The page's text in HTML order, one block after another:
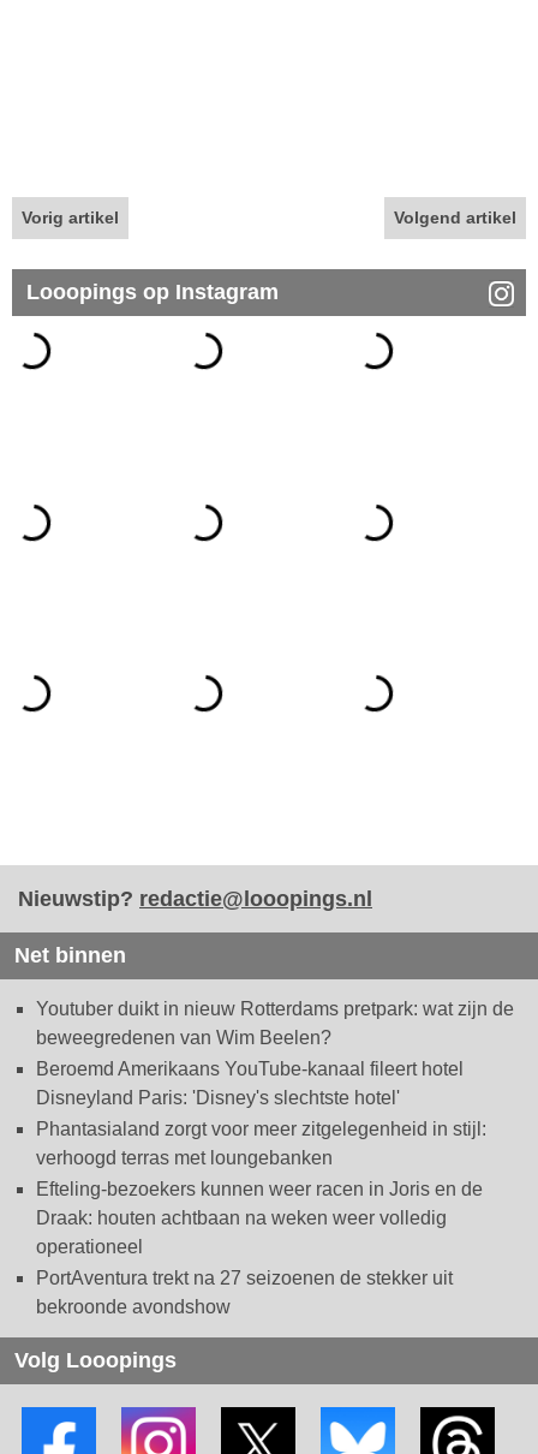
Vorig artikel Volgend artikel
Looopings op Instagram
Nieuwstip? redactie@looopings.nl
Net binnen
Youtuber duikt in nieuw Rotterdams pretpark: wat zijn de
beweegredenen van Wim Beelen?
Beroemd Amerikaans YouTube-kanaal fileert hotel
Disneyland Paris: 'Disney's slechtste hotel'
Phantasialand zorgt voor meer zitgelegenheid in stijl:
verhoogd terras met loungebanken
Efteling-bezoekers kunnen weer racen in Joris en de
Draak: houten achtbaan na weken weer volledig
operationeel
PortAventura trekt na 27 seizoenen de stekker uit
bekroonde avondshow
Volg Looopings